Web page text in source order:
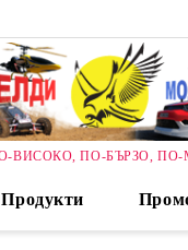
ВИСОКО, ПО-БЪРЗО,
Продукти